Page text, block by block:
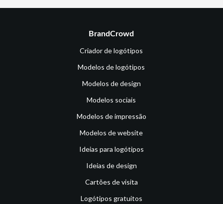
BrandCrowd
Criador de logótipos
Modelos de logótipos
Modelos de design
Modelos sociais
Modelos de impressão
Modelos de website
Ideias para logótipos
Ideias de design
Cartões de visita
Logótipos gratuitos